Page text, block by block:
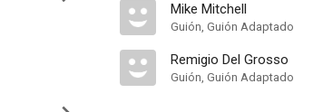
Mike Mitchell
Guión, Guión Adaptado
Remigio Del Grosso
Guión, Guión Adaptado